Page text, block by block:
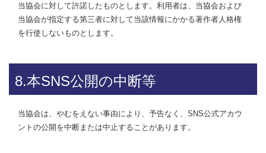
当協会に対して許諾したものとします。利用者は、当協会および
当協会が指定する第三者に対して当該情報にかかる著作者人格権
を行使しないものとします。
8.本SNS公開の中断等
当協会は、やむをえない事由により、予告なく、SNS公式アカウ
ントの公開を中断または中止することがあります。